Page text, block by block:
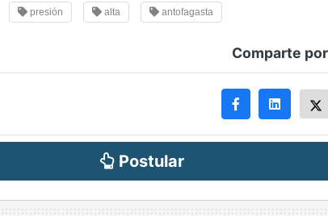
presión alta antofagasta
Comparte
Postular